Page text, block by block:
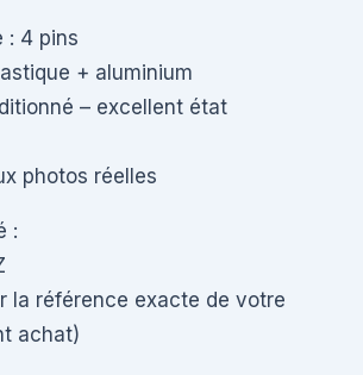
: 4 pins
+ aluminium
– excellent état
photos réelles
:
la référence exacte de votre
achat)